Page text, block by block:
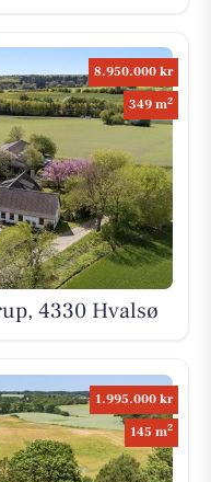
8.950.000 kr
349 m2
4330 Hvalsø
1.995.000 kr
145 m2